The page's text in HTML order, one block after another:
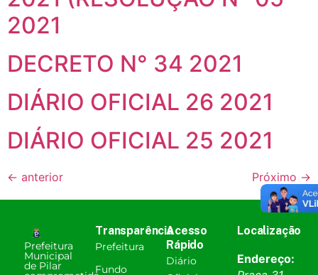
2021
DECRETO N° 34 2021
DIÁRIO OFICIAL 26 2021
DIÁRIO OFICIAL 25 2021
← anterior Próximo →
Prefeitura
Municipal
de Pilar
Transparência
Prefeitura
Fundo
Acesso
Rápido
Diário
Localização
Endereço: